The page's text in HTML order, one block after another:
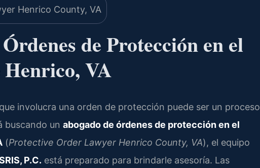
de Protección en el
Henrico, VA
involucra una orden de protección puede ser un proceso
buscando un abogado de órdenes de protección en el
(Protective Order Lawyer Henrico County, VA), el equipo
P.C. está preparado para brindarle asesoría. Las